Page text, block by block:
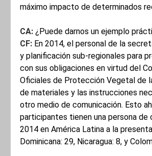
máximo impacto de determinados
CA:¿Puede darnos un ejemplo
CF: En 2014, el personal de la
y planificación sub-regionales para
con sus obligaciones en virtud del
Oficiales de Protección Vegetal de
de materiales y las instrucciones
otro medio de comunicación. Esto
participantes tienen una persona
2014 en América Latina a la
Dominicana: 29, Nicaragua: 8, y